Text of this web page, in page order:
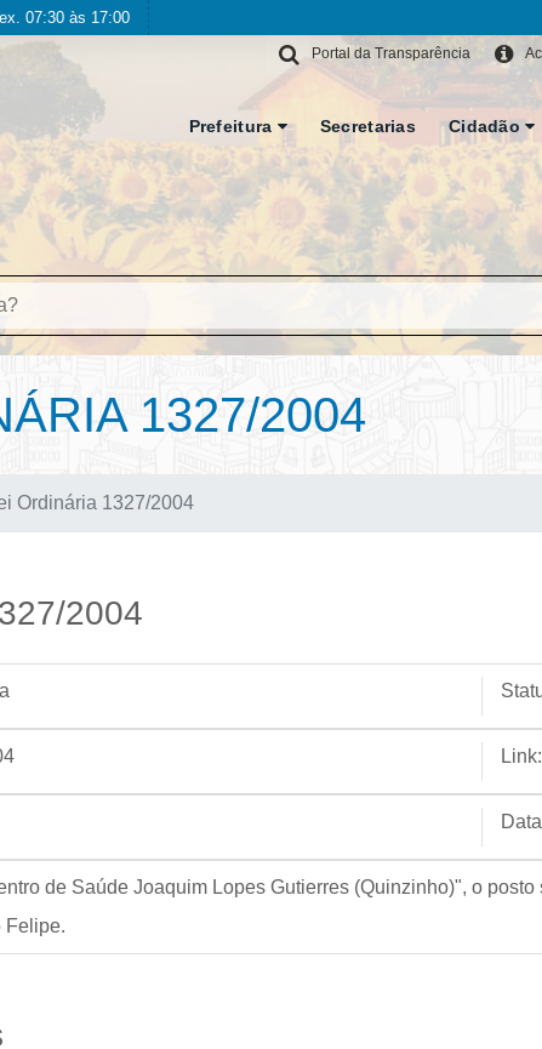
07:30 às 17:00
Portal da Transparência
Prefeitura Secretarias Cidadão
1327/2004
Ordinária 1327/2004
2004
Link:
de Saúde Joaquim Lopes Gutierres (Quinzinho)", o
Felipe.